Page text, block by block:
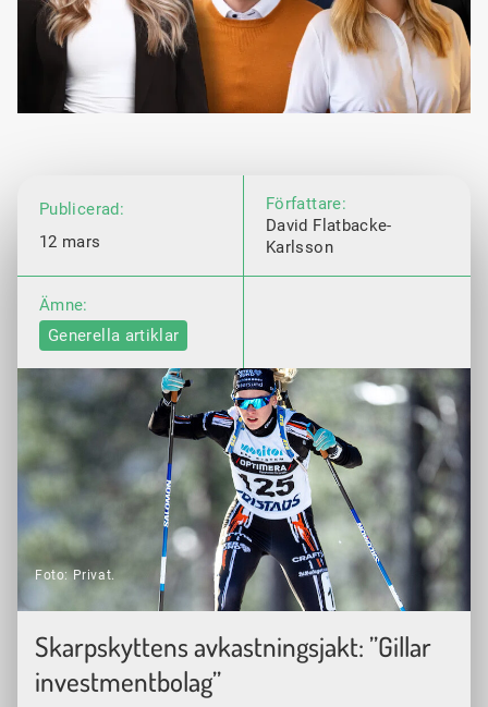
Publicerad:
12 mars
Författare:
David Flatbacke-
Karlsson
Ämne:
Generella artiklar
Foto: Privat.
Skarpskyttens avkastningsjakt: ”Gillar
investmentbolag”